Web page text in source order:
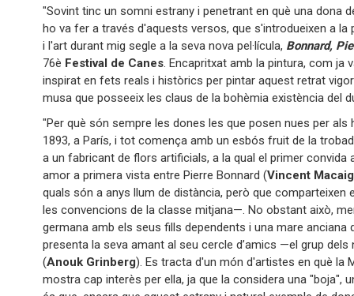
"Sovint tinc un somni estrany i penetrant en què una dona
ho va fer a través d'aquests versos, que s'introdueixen a la
i l'art durant mig segle a la seva nova pel·lícula, Bonnard,
76è Festival de Canes. Encapritxat amb la pintura, com
inspirat en fets reals i històrics per pintar aquest retrat
musa que posseeix les claus de la bohèmia existència del
"Per què són sempre les dones les que posen nues per
1893, a París, i tot comença amb un esbós fruit de la
a un fabricant de flors artificials, a la qual el primer
amor a primera vista entre Pierre Bonnard (Vincent
quals són a anys llum de distància, però que
les convencions de la classe mitjana—. No obstant això,
germana amb els seus fills dependents i una mare
presenta la seva amant al seu cercle d’amics —el grup
(Anouk Grinberg). Es tracta d'un món d'artistes en què la
mostra cap interès per ella, ja que la considera una "boja",